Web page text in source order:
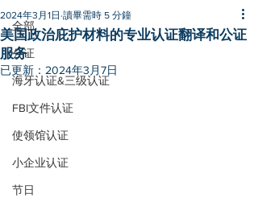
全部
公证
海牙认证&三级认证
FBI文件认证
使领馆认证
小企业认证
节日
美国政治庇护材料的专业认证翻译和公证
服务
2024年3月1日 讀畢需時 5 分鐘
已更新： 2024年3月7日